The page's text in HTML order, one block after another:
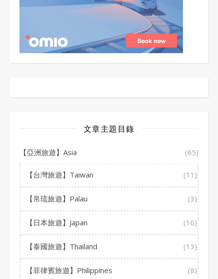
文章主題目錄
【亞洲旅遊】Asia (65)
【台灣旅遊】Taiwan (11)
【帛琉旅遊】Palau (3)
【日本旅遊】Japan (16)
【泰國旅遊】Thailand (13)
【菲律賓旅遊】Philippines (8)